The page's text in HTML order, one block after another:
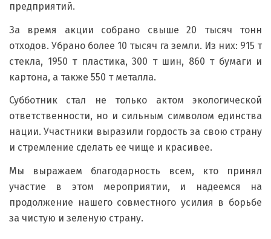
предприятий.
За время акции собрано свыше 20 тысяч тонн
отходов. Убрано более 10 тысяч га земли. Из них: 915 т
стекла, 1950 т пластика, 300 т шин, 860 т бумаги и
картона, а также 550 т металла.
Субботник стал не только актом экологической
ответственности, но и сильным символом единства
нации. Участники выразили гордость за свою страну
и стремление сделать ее чище и красивее.
Мы выражаем благодарность всем, кто принял
участие в этом мероприятии, и надеемся на
продолжение нашего совместного усилия в борьбе
за чистую и зеленую страну.